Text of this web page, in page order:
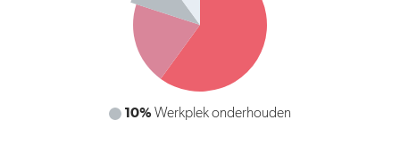
10%Werkprocessen optimaliseren